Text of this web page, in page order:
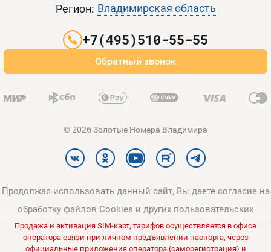
Оплата и доставка
Регион: Владимирская область
+7(495)510-55-55
Обратный звонок
© 2026 Золотые Номера Владимира
Продолжая использовать данный сайт, Вы даете согласие на
обработку файлов Cookies и других пользовательских
данных, в соответствии сПолитикой конфиденциальности
Политикой в отношении обработки персональных данных
Продажа и активация SIM-карт, тарифов осуществляется в офисе
оператора связи при личном предъявлении паспорта, через
официальные приложения оператора (саморегистрация) и